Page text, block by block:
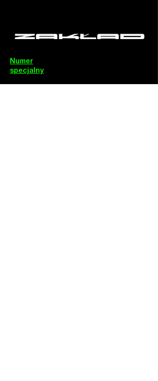
Numer
specjalny